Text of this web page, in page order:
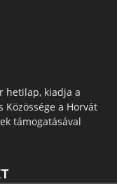
hetilap, kiadja a
Közössége a Horvát
támogatásával